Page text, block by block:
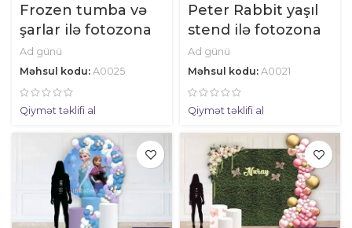
Frozen tumba və
şarlar ilə fotozona
Ad günü
Məhsul kodu: A0025
Qiymət təklifi al
Peter Rabbit yaşıl
stend ilə fotozona
Ad günü
Məhsul kodu: A0021
Qiymət təklifi al